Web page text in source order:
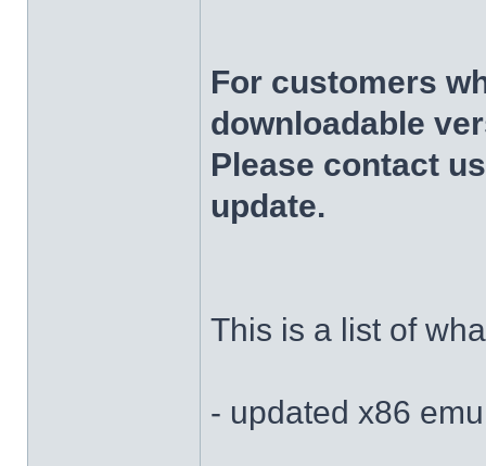
For customers
downloadable
Please contact
update.
This is a list of
- updated x86